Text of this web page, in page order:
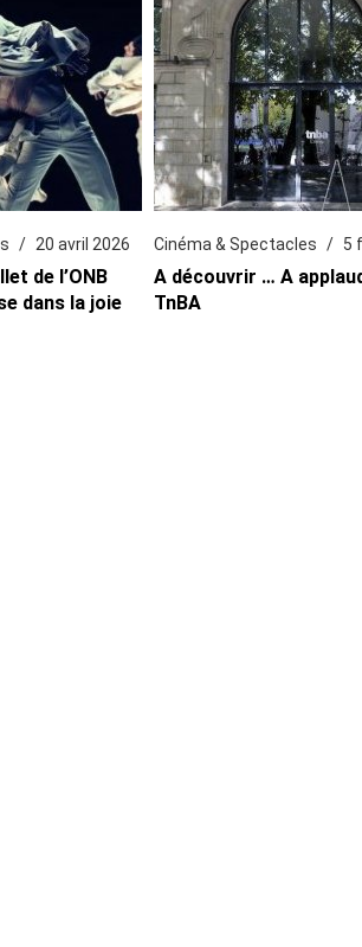
20 avril 2026
de l’ONB
dans la joie
Cinéma & Spectacles 5
A découvrir … A
TnBA